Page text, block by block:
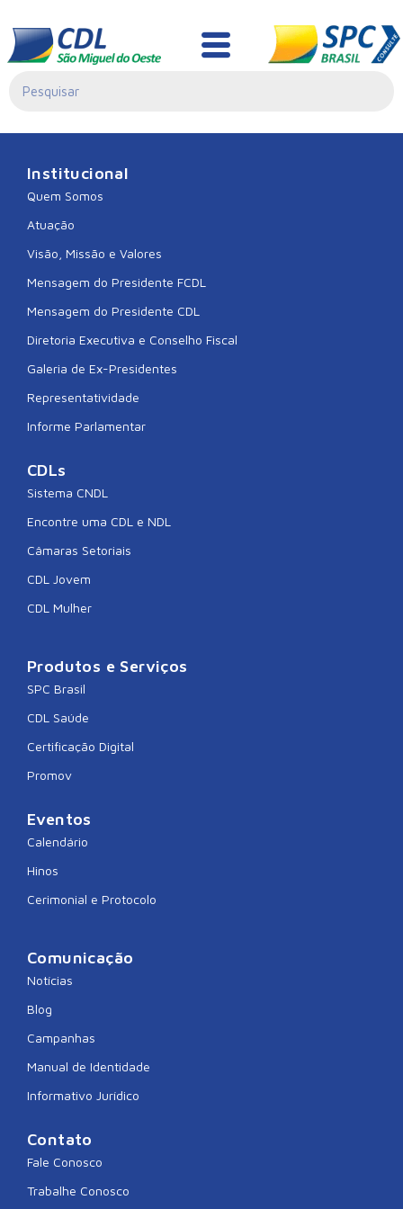
CDL MARAVILHA
Institucional
Quem Somos
Atuação
Visão, Missão e Valores
Mensagem do Presidente FCDL
Mensagem do Presidente CDL
Diretoria Executiva e Conselho Fiscal
Galeria de Ex-Presidentes
Representatividade
Informe Parlamentar
CDLs
Sistema CNDL
Encontre uma CDL e NDL
Câmaras Setoriais
CDL Jovem
CDL Mulher
Produtos e Serviços
SPC Brasil
CDL Saúde
Certificação Digital
Promov
Eventos
Calendário
Hinos
Cerimonial e Protocolo
Comunicação
Notícias
Blog
Campanhas
Manual de Identidade
Informativo Jurídico
Contato
Fale Conosco
Trabalhe Conosco